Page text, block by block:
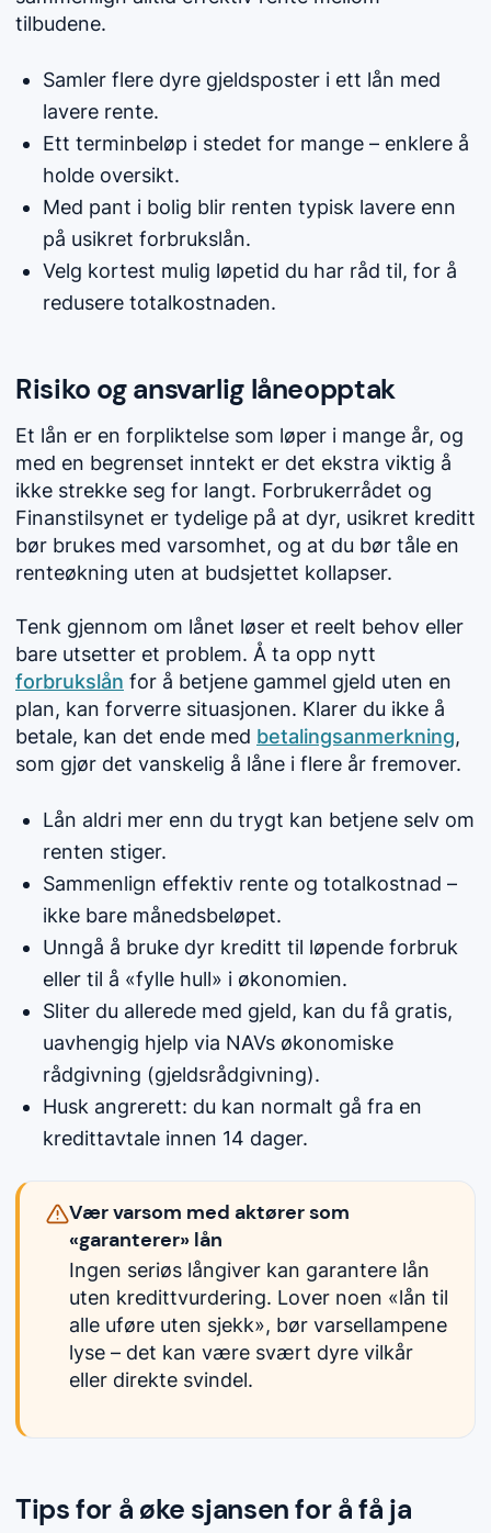
tilbudene.
Samler flere dyre gjeldsposter i ett lån med
lavere rente.
Ett terminbeløp i stedet for mange – enklere å
holde oversikt.
Med pant i bolig blir renten typisk lavere enn
på usikret forbrukslån.
Velg kortest mulig løpetid du har råd til, for å
redusere totalkostnaden.
Risiko og ansvarlig låneopptak
Et lån er en forpliktelse som løper i mange år, og
med en begrenset inntekt er det ekstra viktig å
ikke strekke seg for langt. Forbrukerrådet og
Finanstilsynet er tydelige på at dyr, usikret kreditt
bør brukes med varsomhet, og at du bør tåle en
renteøkning uten at budsjettet kollapser.
Tenk gjennom om lånet løser et reelt behov eller
bare utsetter et problem. Å ta opp nytt
forbrukslån for å betjene gammel gjeld uten en
plan, kan forverre situasjonen. Klarer du ikke å
betale, kan det ende med betalingsanmerkning,
som gjør det vanskelig å låne i flere år fremover.
Lån aldri mer enn du trygt kan betjene selv om
renten stiger.
Sammenlign effektiv rente og totalkostnad –
ikke bare månedsbeløpet.
Unngå å bruke dyr kreditt til løpende forbruk
eller til å «fylle hull» i økonomien.
Sliter du allerede med gjeld, kan du få gratis,
uavhengig hjelp via NAVs økonomiske
rådgivning (gjeldsrådgivning).
Husk angrerett: du kan normalt gå fra en
kredittavtale innen 14 dager.
Vær varsom med aktører som
«garanterer» lån
Ingen seriøs långiver kan garantere lån
uten kredittvurdering. Lover noen «lån til
alle uføre uten sjekk», bør varsellampene
lyse – det kan være svært dyre vilkår
eller direkte svindel.
Tips for å øke sjansen for å få ja